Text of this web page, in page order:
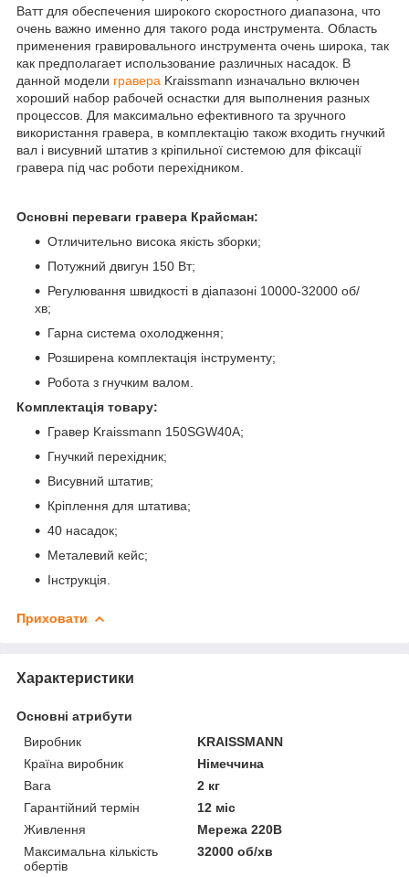
Ватт для обеспечения широкого скоростного диапазона, что
очень важно именно для такого рода инструмента. Область
применения гравировального инструмента очень широка, так
как предполагает использование различных насадок. В
данной модели гравера Kraissmann изначально включен
хороший набор рабочей оснастки для выполнения разных
процессов. Для максимально ефективного та зручного
використання гравера, в комплектацію також входить гнучкий
вал і висувний штатив з кріпильної системою для фіксації
гравера під час роботи перехідником.
Основні переваги гравера Крайсман:
Отличительно висока якість зборки;
Потужний двигун 150 Вт;
Регулювання швидкості в діапазоні 10000-32000 об/
хв;
Гарна система охолодження;
Розширена комплектація інструменту;
Робота з гнучким валом.
Комплектація товару:
Гравер Kraissmann 150SGW40A;
Гнучкий перехідник;
Висувний штатив;
Кріплення для штатива;
40 насадок;
Металевий кейс;
Інструкція.
Приховати
Характеристики
Основні атрибути
Виробник
KRAISSMANN
Країна виробник
Німеччина
Вага
2 кг
Гарантійний термін
12 міс
Живлення
Мережа 220В
Максимальна кількість
обертів
32000 об/хв